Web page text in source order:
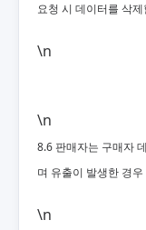
요청 시 데이터를 삭
\n
\n
8.6 판매자는 구매자
며 유출이 발생한 경
\n